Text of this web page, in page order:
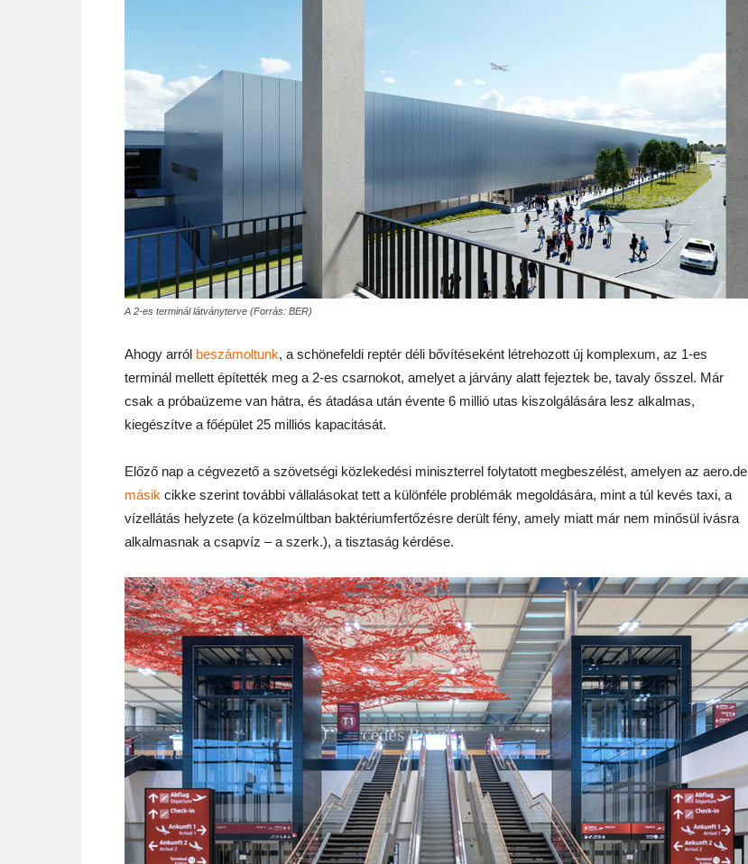
A 2-es terminál látványterve (Forrás: BER)
Ahogy arról beszámoltunk, a schönefeldi reptér déli bővítéseként létrehozott új komplexum, az 1-es
terminál mellett építették meg a 2-es csarnokot, amelyet a járvány alatt fejeztek be, tavaly ősszel. Már
csak a próbaüzeme van hátra, és átadása után évente 6 millió utas kiszolgálására lesz alkalmas,
kiegészítve a főépület 25 milliós kapacitását.
Előző nap a cégvezető a szövetségi közlekedési miniszterrel folytatott megbeszélést, amelyen az aero.de
másik cikke szerint további vállalásokat tett a különféle problémák megoldására, mint a túl kevés taxi, a
vízellátás helyzete (a közelmúltban baktériumfertőzésre derült fény, amely miatt már nem minősül ivásra
alkalmasnak a csapvíz – a szerk.), a tisztaság kérdése.